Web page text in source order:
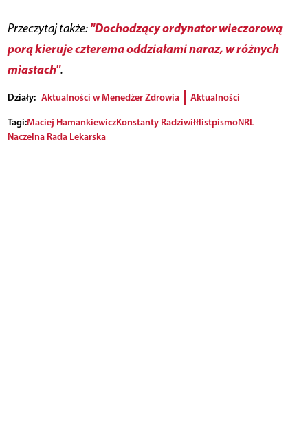
Przeczytaj także:"Dochodzący ordynator wieczorową
porą kieruje czterema oddziałami naraz, w różnych
miastach".
Działy: Aktualności w Menedżer Zdrowia
Aktualności
Tagi:Maciej HamankiewiczKonstanty RadziwiłłlistpismoNRL
Naczelna Rada Lekarska